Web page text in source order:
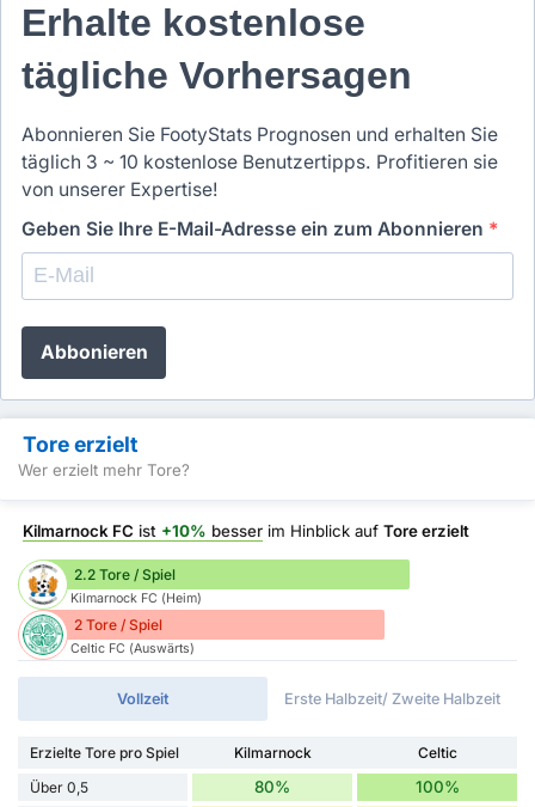
Erhalte kostenlose
tägliche Vorhersagen
Abonnieren Sie FootyStats Prognosen und erhalten Sie
täglich 3 ~ 10 kostenlose Benutzertipps. Profitieren sie
von unserer Expertise!
Geben Sie Ihre E-Mail-Adresse ein zum Abonnieren *
Abbonieren
Tore erzielt
Wer erzielt mehr Tore?
Kilmarnock FC ist +10% besser im Hinblick auf Tore erzielt
2.2 Tore / Spiel
Kilmarnock FC (Heim)
2 Tore / Spiel
Celtic FC (Auswärts)
Vollzeit Erste Halbzeit/ Zweite Halbzeit
Erzielte Tore pro Spiel Kilmarnock
Celtic
Über 0,5
80% 100%